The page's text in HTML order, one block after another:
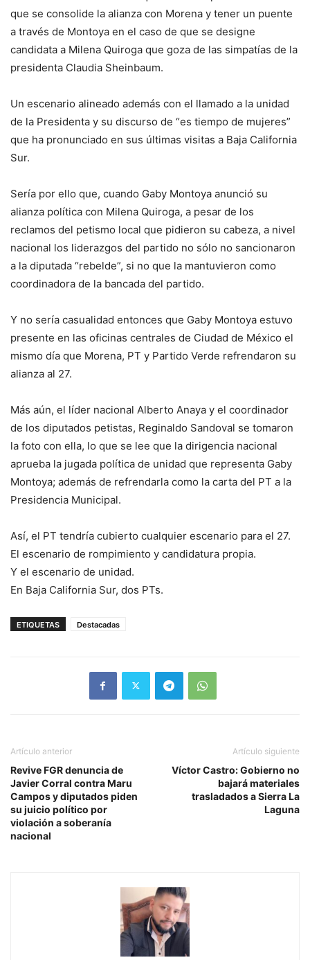
que se consolide la alianza con Morena y tener un puente
a través de Montoya en el caso de que se designe
candidata a Milena Quiroga que goza de las simpatías de la
presidenta Claudia Sheinbaum.
Un escenario alineado además con el llamado a la unidad
de la Presidenta y su discurso de “es tiempo de mujeres”
que ha pronunciado en sus últimas visitas a Baja California
Sur.
Sería por ello que, cuando Gaby Montoya anunció su
alianza política con Milena Quiroga, a pesar de los
reclamos del petismo local que pidieron su cabeza, a nivel
nacional los liderazgos del partido no sólo no sancionaron
a la diputada “rebelde”, si no que la mantuvieron como
coordinadora de la bancada del partido.
Y no sería casualidad entonces que Gaby Montoya estuvo
presente en las oficinas centrales de Ciudad de México el
mismo día que Morena, PT y Partido Verde refrendaron su
alianza al 27.
Más aún, el líder nacional Alberto Anaya y el coordinador
de los diputados petistas, Reginaldo Sandoval se tomaron
la foto con ella, lo que se lee que la dirigencia nacional
aprueba la jugada política de unidad que representa Gaby
Montoya; además de refrendarla como la carta del PT a la
Presidencia Municipal.
Así, el PT tendría cubierto cualquier escenario para el 27.
El escenario de rompimiento y candidatura propia.
Y el escenario de unidad.
En Baja California Sur, dos PTs.
ETIQUETAS Destacadas
Artículo anterior
Revive FGR denuncia de
Javier Corral contra Maru
Campos y diputados piden
su juicio político por
violación a soberanía
nacional
Artículo siguiente
Víctor Castro: Gobierno no
bajará materiales
trasladados a Sierra La
Laguna